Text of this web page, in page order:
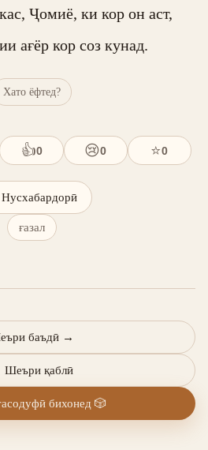
Ҷомиё, ки кор он аст,
ағёр кор соз кунад.
Хато ёфтед?
👍0 😢0 ⭐0
Нусхабардорӣ
ғазал
Шеъри қаблӣ
баъдӣ →
бихонед 🎲